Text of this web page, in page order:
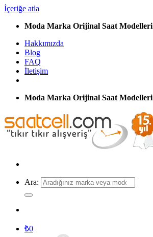
İçeriğe atla
Moda Marka Orijinal Saat Modelleri
Hakkımızda
Blog
FAQ
İletişim
Moda Marka Orijinal Saat Modelleri
Ara:
₺0